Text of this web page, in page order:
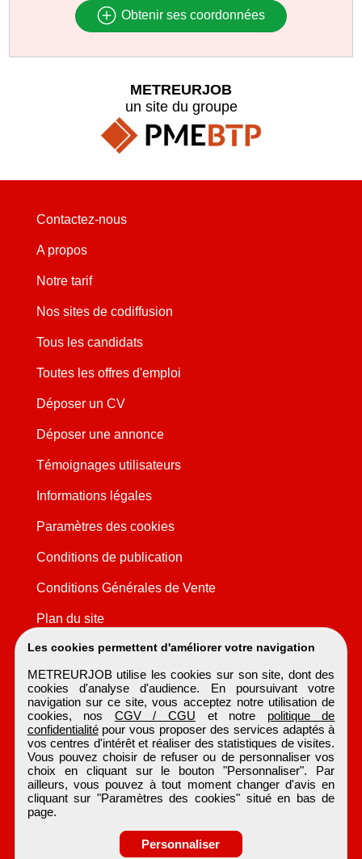
Obtenir ses coordonnées
Les cookies permettent d'améliorer votre navigation
METREURJOB utilise les cookies sur son site, dont des
cookies d'analyse d'audience. En poursuivant votre
navigation sur ce site, vous acceptez notre utilisation de
cookies, nos CGV / CGU et notre politique de
confidentialitépour vous proposer des services adaptés à
vos centres d'intérêt et réaliser des statistiques de visites.
Vous pouvez choisir de refuser ou de personnaliser vos
choix en cliquant sur le bouton "Personnaliser". Par
ailleurs, vous pouvez à tout moment changer d'avis en
cliquant sur "Paramètres des cookies" situé en bas de
page.
Personnaliser
METREURJOB
un site du groupe
Contactez-nous
A propos
Notre tarif
Nos sites de codiffusion
Tous les candidats
Toutes les offres d'emploi
Déposer un CV
Déposer une annonce
Témoignages utilisateurs
Informations légales
Paramètres des cookies
Conditions de publication
Conditions Générales de Vente
Plan du site